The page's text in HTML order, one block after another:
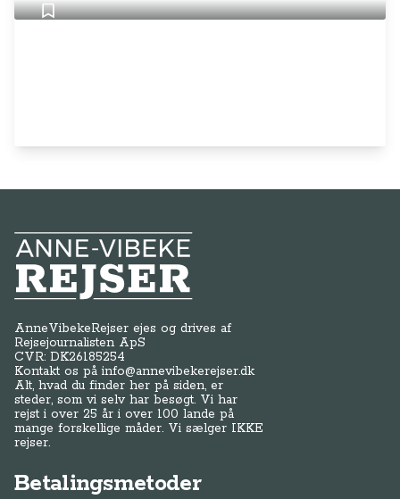
Anne-Vibeke Rejser
AnneVibekeRejser ejes og drives af
Rejsejournalisten ApS
CVR: DK26185254
Kontakt os påinfo@annevibekerejser.dk
Alt, hvad du finder her på siden, er
steder, som vi selv har besøgt. Vi har
rejst i over 25 år i over 100 lande på
mange forskellige måder. Vi sælger IKKE
rejser.
Betalingsmetoder